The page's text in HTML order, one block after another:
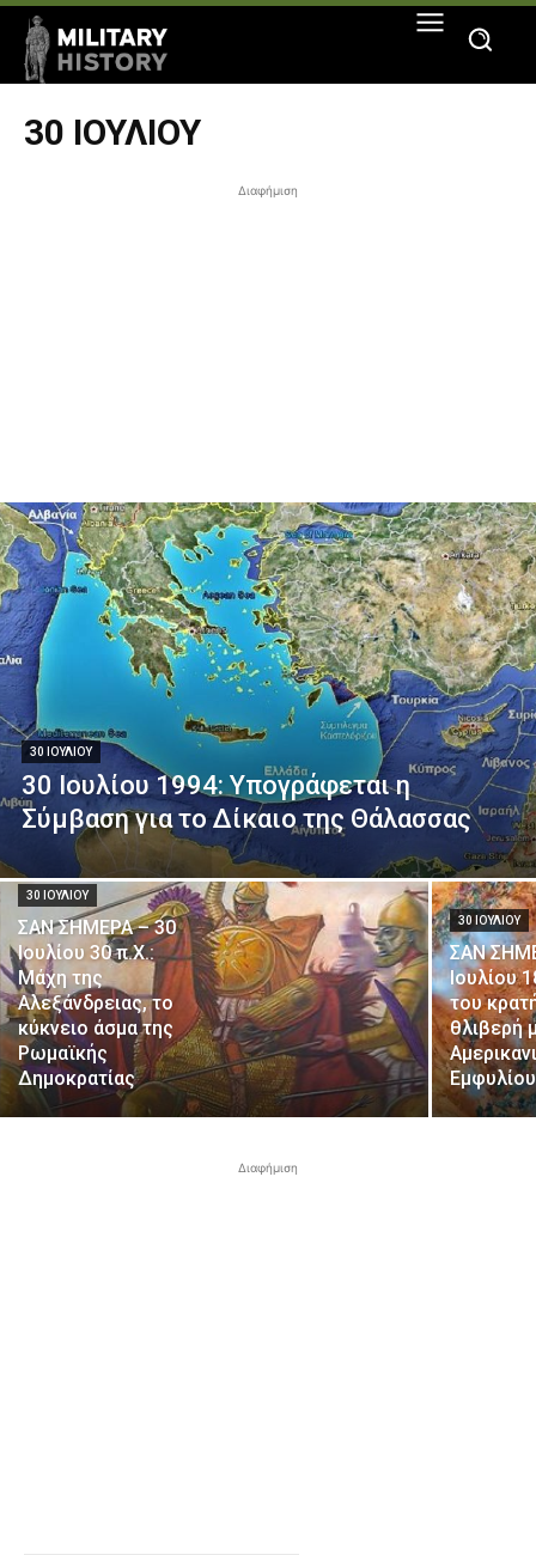
30 ΙΟΥΛΊΟΥ
Διαφήμιση
30 ΙΟΥΛΊΟΥ
30 Ιουλίου 1994: Υπογράφεται η
Σύμβαση για το Δίκαιο της Θάλασσας
30 ΙΟΥΛΊΟΥ
ΣΑΝ ΣΗΜΕΡΑ – 30
Ιουλίου 30 π.Χ.:
Μάχη της
Αλεξάνδρειας, το
κύκνειο άσμα της
Ρωμαϊκής
Δημοκρατίας
30 ΙΟΥΛΊΟΥ
ΣΑΝ
Ιουλίου
του
θλιβερή
Εμφυλίου
Διαφήμιση